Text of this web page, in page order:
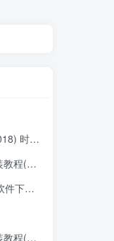
需要升级
载地址)
地址)
载地址)